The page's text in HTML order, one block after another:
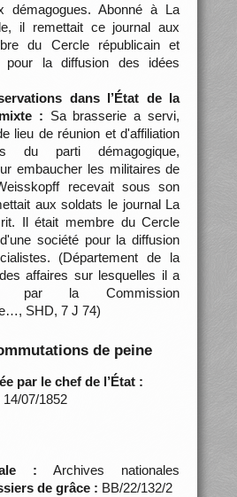
démagogues. Abonné à La
il remettait ce journal aux
du Cercle républicain et
pour la diffusion des idées
dans l’État de la
: Sa brasserie a servi,
lieu de réunion et d'affiliation
du parti démagogique,
embaucher les militaires de
recevait sous son
aux soldats le journal La
Il était membre du Cercle
société pour la diffusion
(Département de la
affaires sur lesquelles il a
par la Commission
SHD, 7 J 74)
de peine
par le chef de l’État :
07/1852
: Archives nationales
de grâce : BB/22/132/2